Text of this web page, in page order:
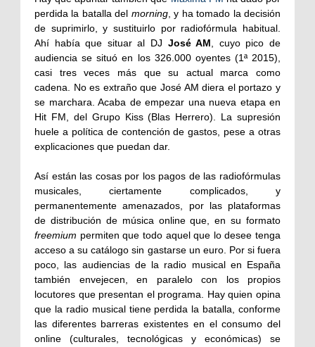
perdida la batalla del morning, y ha tomado la decisión
de suprimirlo, y sustituirlo por radiofórmula habitual.
Ahí había que situar al DJ José AM, cuyo pico de
audiencia se situó en los 326.000 oyentes (1ª 2015),
casi tres veces más que su actual marca como
cadena. No es extraño que José AM diera el portazo y
se marchara. Acaba de empezar una nueva etapa en
Hit FM, del Grupo Kiss (Blas Herrero). La supresión
huele a política de contención de gastos, pese a otras
explicaciones que puedan dar.
Así están las cosas por los pagos de las radiofórmulas
musicales, ciertamente complicados, y
permanentemente amenazados, por las plataformas
de distribución de música online que, en su formato
freemium permiten que todo aquel que lo desee tenga
acceso a su catálogo sin gastarse un euro. Por si fuera
poco, las audiencias de la radio musical en España
también envejecen, en paralelo con los propios
locutores que presentan el programa. Hay quien opina
que la radio musical tiene perdida la batalla, conforme
las diferentes barreras existentes en el consumo del
online (culturales, tecnológicas y económicas) se